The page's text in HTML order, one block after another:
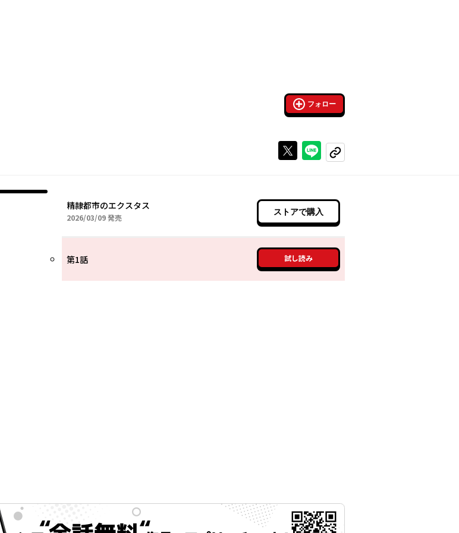
フォロー
Xで投稿するラインでシェアする
コピーする
精隷都市のエクスタス
2026/03/092026年03月09日
発売
ストアで購入
第1話 試し読み